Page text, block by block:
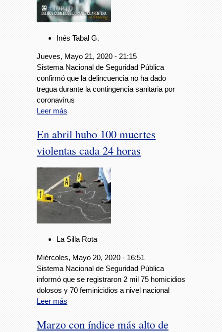
Inés Tabal G.
Jueves, Mayo 21, 2020 - 21:15
Sistema Nacional de Seguridad Pública
confirmó que la delincuencia no ha dado
tregua durante la contingencia sanitaria por
coronavirus
Leer más
En abril hubo 100 muertes
violentas cada 24 horas
La Silla Rota
Miércoles, Mayo 20, 2020 - 16:51
Sistema Nacional de Seguridad Pública
informó que se registraron 2 mil 75 homicidios
dolosos y 70 feminicidios a nivel nacional
Leer más
Marzo con índice más alto de